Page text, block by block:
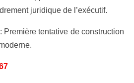
juridique de l’exécutif.
: Première tentative de construction